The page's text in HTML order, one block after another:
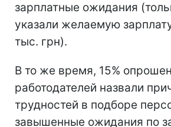
зарплатные ожидания
указали желаемую
тыс. грн).
В то же время, 15%
работодателей назвали
трудностей в подборе
завышенные ожидания по